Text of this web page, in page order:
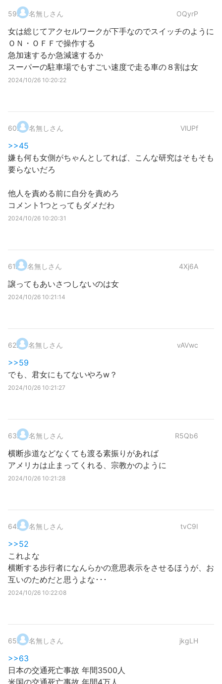
59. 名無しさん OQyrP
女は総じてアクセルワークが下手なのでスイッチのように
ＯＮ・ＯＦＦで操作する
急加速するか急減速するか
スーパーの駐車場でもすごい速度で走る車の８割は女
2024/10/26 10:20:22
60. 名無しさん VlUPf
>>45
嫌も何も女側がちゃんとしてれば、こんな研究はそもそも
要らないだろ
他人を責める前に自分を責めろ
コメント1つとってもダメだわ
2024/10/26 10:20:31
61. 名無しさん 4Xj6A
譲ってもあいさつしないのは女
2024/10/26 10:21:14
62. 名無しさん vAVwc
>>59
でも、君女にもてないやろw？
2024/10/26 10:21:27
63. 名無しさん R5Qb6
横断歩道などなくても渡る素振りがあれば
アメリカは止まってくれる、宗教かのように
2024/10/26 10:21:28
64. 名無しさん tvC9I
>>52
これよな
横断する歩行者になんらかの意思表示をさせるほうが、お
互いのためだと思うよな･･･
2024/10/26 10:22:08
65. 名無しさん jkgLH
>>63
日本の交通死亡事故 年間3500人